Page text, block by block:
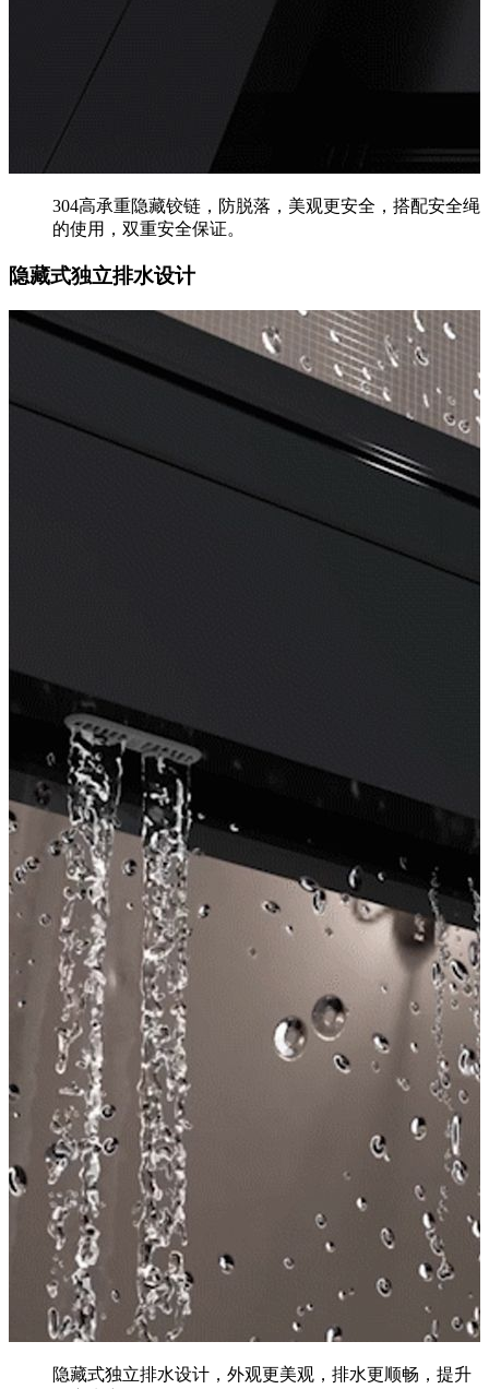
304高承重隐藏铰链，防脱落，美观更安全，搭配安全绳
的使用，双重安全保证。
隐藏式独立排水设计
隐藏式独立排水设计，外观更美观，排水更顺畅，提升